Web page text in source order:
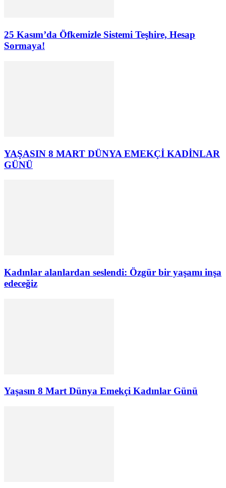
25 Kasım’da Öfkemizle Sistemi Teşhire, Hesap
Sormaya!
YAŞASIN 8 MART DÜNYA EMEKÇİ KADİNLAR
GÜNÜ
Kadınlar alanlardan seslendi: Özgür bir yaşamı inşa
edeceğiz
Yaşasın 8 Mart Dünya Emekçi Kadınlar Günü